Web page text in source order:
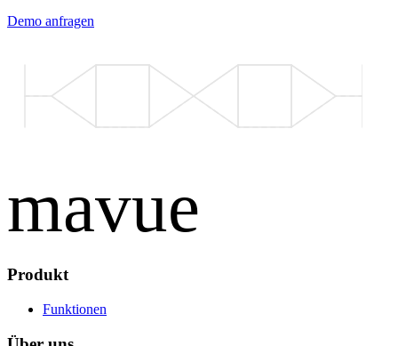
Demo anfragen
mavue
Produkt
Funktionen